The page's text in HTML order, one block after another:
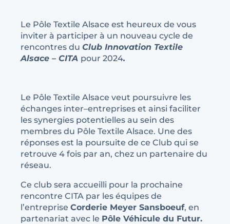
Le Pôle Textile Alsace est heureux de vous
inviter à participer à un nouveau cycle de
rencontres du Club Innovation Textile
Alsace – CITA pour 2024.
Le Pôle Textile Alsace veut poursuivre les
échanges inter–entreprises et ainsi faciliter
les synergies potentielles au sein des
membres du Pôle Textile Alsace. Une des
réponses est la poursuite de ce Club qui se
retrouve 4 fois par an, chez un partenaire du
réseau.
Ce club sera accueilli pour la prochaine
rencontre CITA par les équipes de
l’entreprise Corderie Meyer Sansboeuf, en
partenariat avec le Pôle Véhicule du Futur.